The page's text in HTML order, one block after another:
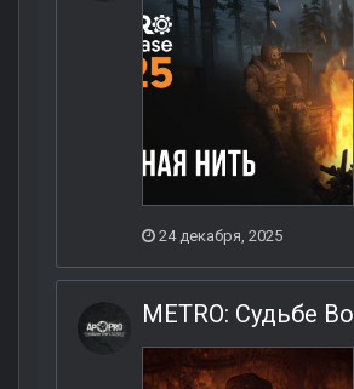
24 декабря, 2025
METRO: Судьбе